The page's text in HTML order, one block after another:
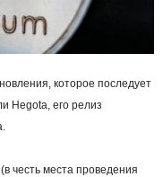
которое последует
Hegota, его релиз
честь места проведения